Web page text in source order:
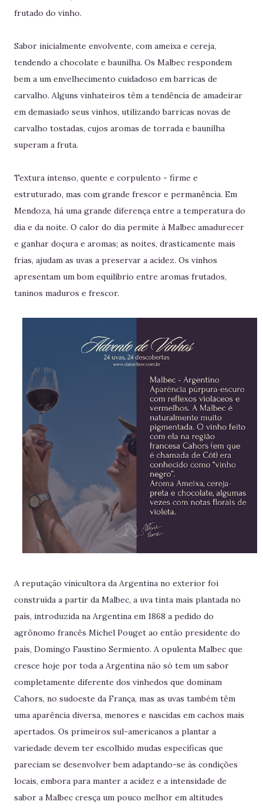
frutado do vinho.
Sabor inicialmente envolvente, com ameixa e cereja,
tendendo a chocolate e baunilha. Os Malbec respondem
bem a um envelhecimento cuidadoso em barricas de
carvalho. Alguns vinhateiros têm a tendência de amadeirar
em demasiado seus vinhos, utilizando barricas novas de
carvalho tostadas, cujos aromas de torrada e baunilha
superam a fruta.
Textura intenso, quente e corpulento - firme e
estruturado, mas com grande frescor e permanência. Em
Mendoza, há uma grande diferença entre a temperatura do
dia e da noite. O calor do dia permite à Malbec amadurecer
e ganhar doçura e aromas; as noites, drasticamente mais
frias, ajudam as uvas a preservar a acidez. Os vinhos
apresentam um bom equilíbrio entre aromas frutados,
taninos maduros e frescor.
A reputação vinicultora da Argentina no exterior foi
construída a partir da Malbec, a uva tinta mais plantada no
país, introduzida na Argentina em 1868 a pedido do
agrônomo francês Michel Pouget ao então presidente do
país, Domingo Faustino Sermiento. A opulenta Malbec que
cresce hoje por toda a Argentina não só tem um sabor
completamente diferente dos vinhedos que dominam
Cahors, no sudoeste da França, mas as uvas também têm
uma aparência diversa, menores e nascidas em cachos mais
apertados. Os primeiros sul-americanos a plantar a
variedade devem ter escolhido mudas específicas que
pareciam se desenvolver bem adaptando-se às condições
locais, embora para manter a acidez e a intensidade de
sabor a Malbec cresça um pouco melhor em altitudes